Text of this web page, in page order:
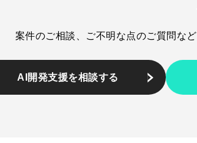
案件のご相談、ご不明な点のご質問など
AI開発支援を相談する